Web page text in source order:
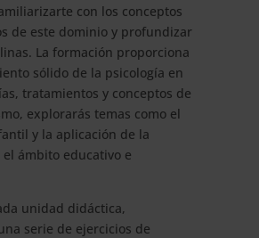
con los conceptos
de este dominio y profundizar
La formación proporciona
sólido de la psicología en
tratamientos y conceptos de
explorarás temas como el
y la aplicación de la
ámbito educativo e
unidad didáctica,
serie de ejercicios de